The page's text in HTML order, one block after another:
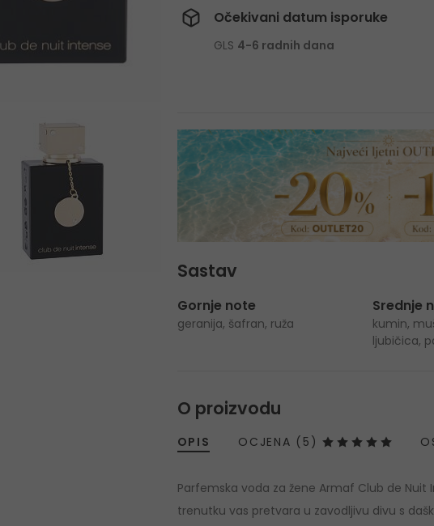
Očekivani datum isporuke
GLS 4-6 radnih dana
Sastav
Gornje note
geranija, šafran, ruža
Srednje
kumin,
ljubičica,
O proizvodu
OPIS
Parfemska voda za žene Armaf Club de Nuit
trenutku vas pretvara u zavodljivu divu s
OCJENA (5)